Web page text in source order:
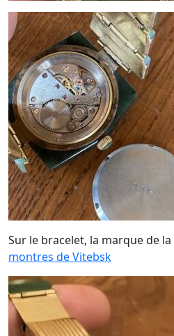
Sur le bracelet, la marque de la
montres de Vitebsk